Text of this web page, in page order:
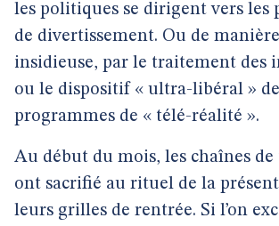
les politiques se dirigent vers les
de divertissement. Ou de
insidieuse, par le traitement des
ou le dispositif « ultra-libéral »
programmes de « télé-réalité ».
Au début du mois, les chaînes
ont sacrifié au rituel de la
leurs grilles de rentrée. Si l’on